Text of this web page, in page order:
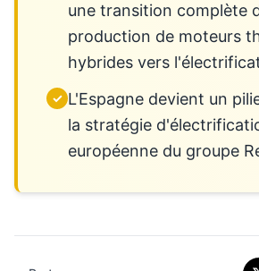
une transition complète
production de moteurs
hybrides vers
✓ L'Espagne devient un
la stratégie
européenne du groupe